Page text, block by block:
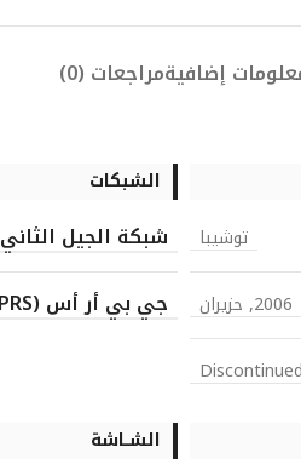
إضافيةمراجعات (0)
توشيبا
2006, حزيران
Discontinued
الشبكات
شبكة الجيل الثاني
جي بي أر أس (GPRS)
الشــاشة